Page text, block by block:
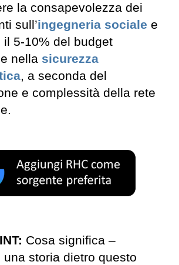
la consapevolezza dei
sull’ingegneria sociale e
il 5-10% del budget
nella sicurezza
, a seconda del
e complessità della rete
Cosa significa –
una storia dietro questo